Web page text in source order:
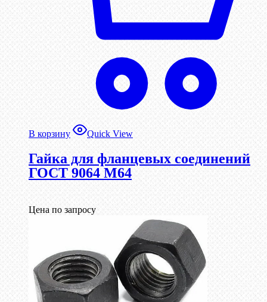
В корзину Quick View
Гайка для фланцевых соединений
ГОСТ 9064 М64
Цена по запросу